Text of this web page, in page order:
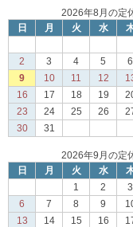
2026年8月の定
日
月 火 水
2
3 4 5 6
9
10 11 12
16
17 18 19
23
24 25 26
30
31
2026年9月の定
日
月 火 水
1
2 3
6
7 8 9
13
14 15 16